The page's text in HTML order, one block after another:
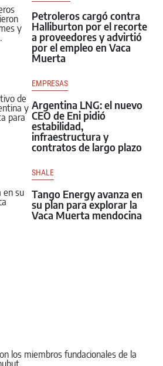
Petroleros cargó contra
Halliburton por el recorte
a proveedores y advirtió
por el empleo en Vaca
Muerta
EMPRESAS
Argentina LNG: el nuevo
CEO de Eni pidió
estabilidad,
infraestructura y
contratos de largo plazo
SHALE
Tango Energy avanza en
su plan para explorar la
Vaca Muerta mendocina